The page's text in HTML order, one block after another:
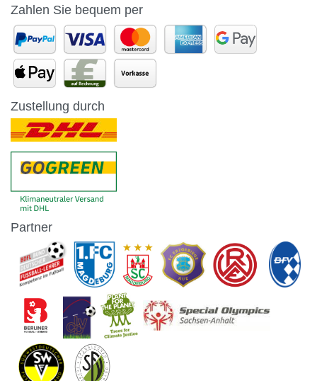
Zahlen Sie bequem per
Zustellung durch
Partner